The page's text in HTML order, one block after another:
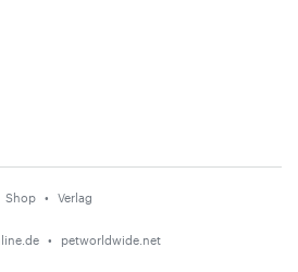
Shop Verlag
petworldwide.net